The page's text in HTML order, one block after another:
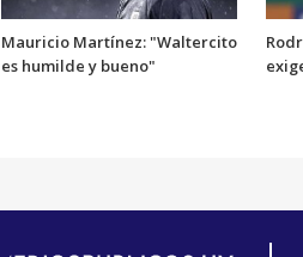
Mauricio Martínez: "Waltercito
es humilde y bueno"